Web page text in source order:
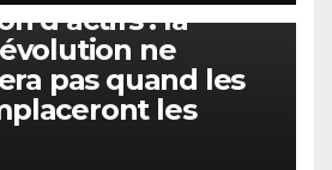
d’actifs : la
ne
pas quand les
les